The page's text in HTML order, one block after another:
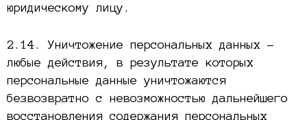
юридическому лицу.
2.14. Уничтожение персональных данных –
любые действия, в результате которых
персональные данные уничтожаются
безвозвратно с невозможностью дальнейшего
восстановления содержания персональных